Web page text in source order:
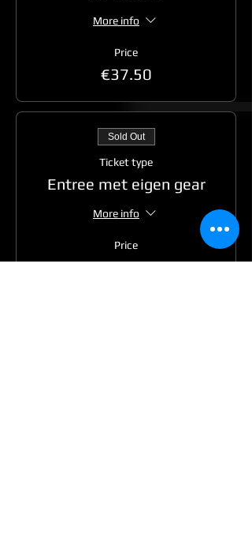
More info
Price
€37.50
Sold Out
Ticket type
Entree met eigen gear
More info
Price
€25.00